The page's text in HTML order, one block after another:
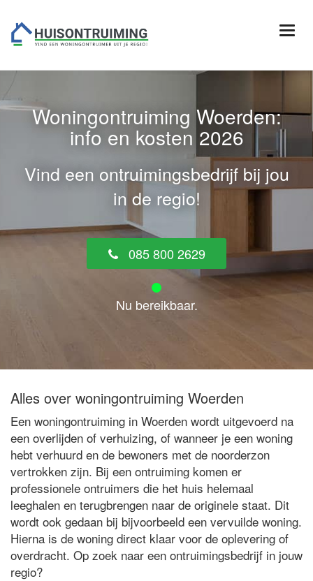
Woningontruiming Woerden:
info en kosten 2026
Vind een ontruimingsbedrijf bij jou
in de regio!
085 800 2629
Nu bereikbaar.
Alles over woningontruiming Woerden
Een woningontruiming in Woerden wordt uitgevoerd na
een overlijden of verhuizing, of wanneer je een woning
hebt verhuurd en de bewoners met de noorderzon
vertrokken zijn. Bij een ontruiming komen er
professionele ontruimers die het huis helemaal
leeghalen en terugbrengen naar de originele staat. Dit
wordt ook gedaan bij bijvoorbeeld een vervuilde woning.
Hierna is de woning direct klaar voor de oplevering of
overdracht. Op zoek naar een ontruimingsbedrijf in jouw
regio?